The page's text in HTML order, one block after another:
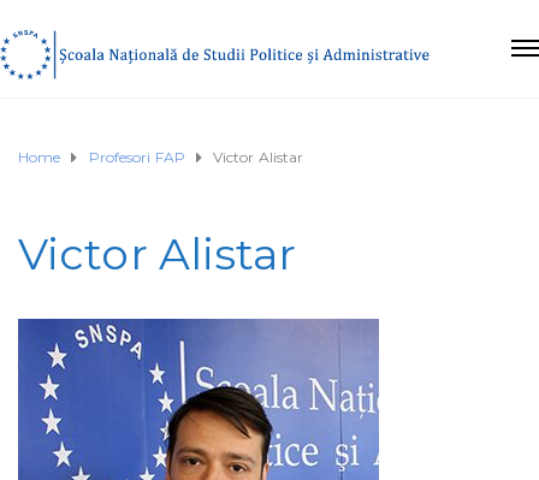
Home Profesori FAP Victor Alistar
Victor Alistar